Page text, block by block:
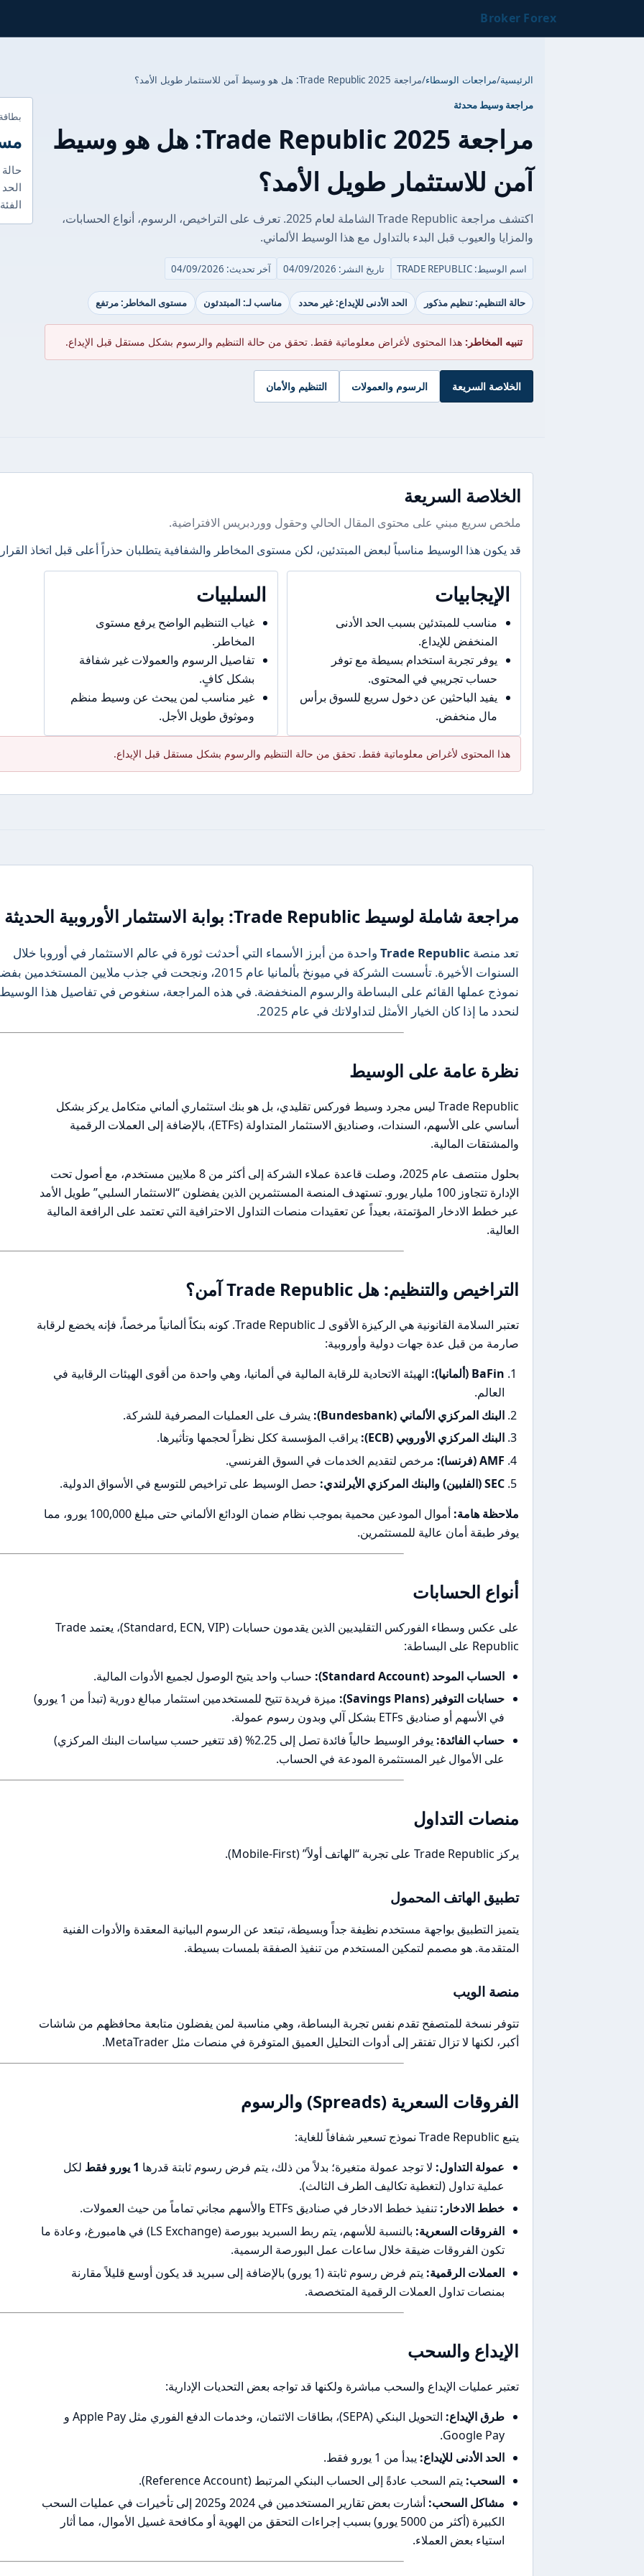
Broker Forex
الرئيسية/مراجعات الوسطاء/مراجعة Trade Republic 2025: هل هو وسيط آمن للاستثمار طويل الأمد؟
مراجعة وسيط محدثة
مراجعة Trade Republic 2025: هل هو وسيط
آمن للاستثمار طويل الأمد؟
اكتشف مراجعة Trade Republic الشاملة لعام 2025. تعرف على التراخيص، الرسوم، أنواع الحسابات،
والمزايا والعيوب قبل البدء بالتداول مع هذا الوسيط الألماني.
اسم الوسيط: TRADE REPUBLIC تاريخ النشر: 04/09/2026 آخر تحديث: 04/09/2026
حالة التنظيم: تنظيم مذكور الحد الأدنى للإيداع: غير محدد مناسب لـ: المبتدئون مستوى المخاطر: مرتفع
تنبيه المخاطر: هذا المحتوى لأغراض معلوماتية فقط. تحقق من حالة التنظيم والرسوم بشكل مستقل قبل الإيداع.
الخلاصة السريعة الرسوم والعمولات التنظيم والأمان
الخلاصة السريعة
ملخص سريع مبني على محتوى المقال الحالي وحقول ووردبريس الافتراضية.
قد يكون هذا الوسيط مناسباً لبعض المبتدئين، لكن مستوى المخاطر والشفافية يتطلبان حذراً أعلى قبل اتخاذ
الإيجابيات
مناسب للمبتدئين بسبب الحد الأدنى
المنخفض للإيداع.
يوفر تجربة استخدام بسيطة مع توفر
حساب تجريبي في المحتوى.
يفيد الباحثين عن دخول سريع للسوق برأس
مال منخفض.
السلبيات
غياب التنظيم الواضح يرفع مستوى
المخاطر.
تفاصيل الرسوم والعمولات غير شفافة
بشكل كافٍ.
غير مناسب لمن يبحث عن وسيط منظم
وموثوق طويل الأجل.
هذا المحتوى لأغراض معلوماتية فقط. تحقق من حالة التنظيم والرسوم بشكل مستقل قبل الإيداع.
مراجعة شاملة لوسيط Trade Republic: بوابة الاستثمار الأوروبية الحديثة
تعد منصة Trade Republic واحدة من أبرز الأسماء التي أحدثت ثورة في عالم الاستثمار في أوروبا خلال
السنوات الأخيرة. تأسست الشركة في ميونخ بألمانيا عام 2015، ونجحت في جذب ملايين المستخدمين
نموذج عملها القائم على البساطة والرسوم المنخفضة. في هذه المراجعة، سنغوص في تفاصيل هذا
لنحدد ما إذا كان الخيار الأمثل لتداولاتك في عام 2025.
نظرة عامة على الوسيط
Trade Republic ليس مجرد وسيط فوركس تقليدي، بل هو بنك استثماري ألماني متكامل يركز بشكل
أساسي على الأسهم، السندات، وصناديق الاستثمار المتداولة (ETFs)، بالإضافة إلى العملات الرقمية
والمشتقات المالية.
بحلول منتصف عام 2025، وصلت قاعدة عملاء الشركة إلى أكثر من 8 ملايين مستخدم، مع أصول تحت
الإدارة تتجاوز 100 مليار يورو. تستهدف المنصة المستثمرين الذين يفضلون “الاستثمار السلبي” طويل الأمد
عبر خطط الادخار المؤتمتة، بعيداً عن تعقيدات منصات التداول الاحترافية التي تعتمد على الرافعة المالية
العالية.
التراخيص والتنظيم: هل Trade Republic آمن؟
تعتبر السلامة القانونية هي الركيزة الأقوى لـ Trade Republic. كونه بنكاً ألمانياً مرخصاً، فإنه يخضع لرقابة
صارمة من قبل عدة جهات دولية وأوروبية:
BaFin (ألمانيا):
الهيئة الاتحادية للرقابة المالية في ألمانيا، وهي واحدة من أقوى الهيئات الرقابية في
العالم.
البنك المركزي الألماني (Bundesbank):
يشرف على العمليات المصرفية للشركة.
البنك المركزي الأوروبي (ECB):
يراقب المؤسسة ككل نظراً لحجمها وتأثيرها.
AMF (فرنسا):
مرخص لتقديم الخدمات في السوق الفرنسي.
SEC (الفلبين) والبنك المركزي الأيرلندي:
حصل الوسيط على تراخيص للتوسع في الأسواق الدولية.
ملاحظة هامة:
أموال المودعين محمية بموجب نظام ضمان الودائع الألماني حتى مبلغ 100,000 يورو، مما
يوفر طبقة أمان عالية للمستثمرين.
أنواع الحسابات
على عكس وسطاء الفوركس التقليديين الذين يقدمون حسابات (Standard, ECN, VIP)، يعتمد Trade
Republic على البساطة:
الحساب الموحد (Standard Account):
حساب واحد يتيح الوصول لجميع الأدوات المالية.
حسابات التوفير (Savings Plans):
ميزة فريدة تتيح للمستخدمين استثمار مبالغ دورية (تبدأ من 1 يورو)
في الأسهم أو صناديق ETFs بشكل آلي وبدون رسوم عمولة.
حساب الفائدة:
يوفر الوسيط حالياً فائدة تصل إلى 2.25% (قد تتغير حسب سياسات البنك المركزي)
على الأموال غير المستثمرة المودعة في الحساب.
منصات التداول
يركز Trade Republic على تجربة “الهاتف أولاً” (Mobile-First).
تطبيق الهاتف المحمول
يتميز التطبيق بواجهة مستخدم نظيفة جداً وبسيطة، تبتعد عن الرسوم البيانية المعقدة والأدوات الفنية
المتقدمة. هو مصمم لتمكين المستخدم من تنفيذ الصفقة بلمسات بسيطة.
منصة الويب
تتوفر نسخة للمتصفح تقدم نفس تجربة البساطة، وهي مناسبة لمن يفضلون متابعة محافظهم من شاشات
أكبر، لكنها لا تزال تفتقر إلى أدوات التحليل العميق المتوفرة في منصات مثل MetaTrader.
الفروقات السعرية (Spreads) والرسوم
يتبع Trade Republic نموذج تسعير شفافاً للغاية:
عمولة التداول: لا توجد عمولة متغيرة؛ بدلاً من ذلك، يتم فرض رسوم ثابتة قدرها 1 يورو فقط
لكل
عملية تداول (لتغطية تكاليف الطرف الثالث).
خطط الادخار: تنفيذ خطط الادخار في صناديق ETFs والأسهم مجاني تماماً من حيث العمولات.
الفروقات السعرية:
بالنسبة للأسهم، يتم ربط السبريد ببورصة (LS Exchange) في هامبورغ، وعادة ما
تكون الفروقات ضيقة خلال ساعات عمل البورصة الرسمية.
العملات الرقمية:
يتم فرض رسوم ثابتة (1 يورو) بالإضافة إلى سبريد قد يكون أوسع قليلاً مقارنة
بمنصات تداول العملات الرقمية المتخصصة.
الإيداع والسحب
تعتبر عمليات الإيداع والسحب مباشرة ولكنها قد تواجه بعض التحديات الإدارية:
طرق الإيداع:
التحويل البنكي (SEPA)، بطاقات الائتمان، وخدمات الدفع الفوري مثل Apple Pay و
Google Pay.
الحد الأدنى للإيداع: يبدأ من 1 يورو فقط.
السحب: يتم السحب عادةً إلى الحساب البنكي المرتبط (Reference Account).
مشاكل السحب:
أشارت بعض تقارير المستخدمين في 2024 و2025 إلى تأخيرات في عمليات السحب
الكبيرة (أكثر من 5000 يورو) بسبب إجراءات التحقق من الهوية أو مكافحة غسيل الأموال، مما أثار
استياء بعض العملاء.